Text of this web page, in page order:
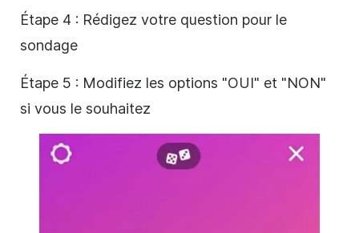
Étape 4 : Rédigez votre question pour le
sondage
Étape 5 : Modifiez les options "OUI" et "NON"
si vous le souhaitez